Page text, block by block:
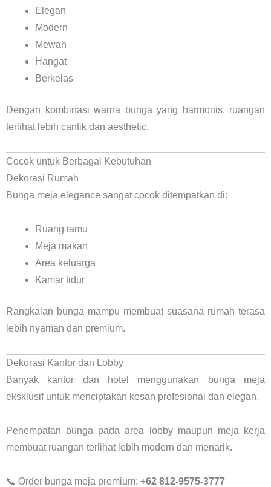
Elegan
Modern
Mewah
Hangat
Berkelas
Dengan kombinasi warna bunga yang harmonis, ruangan
terlihat lebih cantik dan aesthetic.
Cocok untuk Berbagai Kebutuhan
Dekorasi Rumah
Bunga meja elegance sangat cocok ditempatkan di:
Ruang tamu
Meja makan
Area keluarga
Kamar tidur
Rangkaian bunga mampu membuat suasana rumah terasa
lebih nyaman dan premium.
Dekorasi Kantor dan Lobby
Banyak kantor dan hotel menggunakan bunga meja
eksklusif untuk menciptakan kesan profesional dan elegan.
Penempatan bunga pada area lobby maupun meja kerja
membuat ruangan terlihat lebih modern dan menarik.
📞 Order bunga meja premium: +62 812-9575-3777